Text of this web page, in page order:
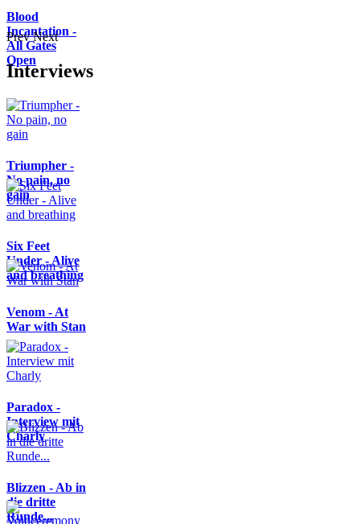
Blood
Incantation -
All Gates
Open
Prev Next
Interviews
Triumpher -
No pain, no
gain
Six Feet
Under - Alive
and breathing
Venom - At
War with Stan
Paradox -
Interview mit
Charly
Blizzen - Ab in
die dritte
Runde...